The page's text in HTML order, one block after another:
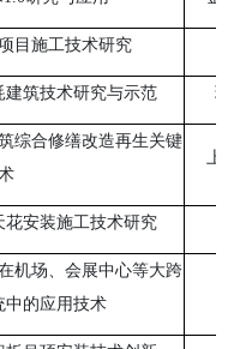
目施工技术研究
建筑技术研究与示范 珠
综合修缮改造再生关键
上
花安装施工技术研究
机场、会展中心等大跨
中的应用技术